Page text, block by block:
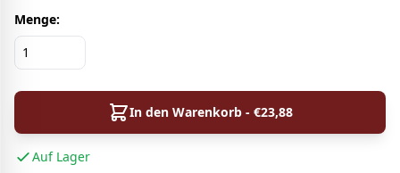
Menge:
In den Warenkorb - €23,88
Auf Lager